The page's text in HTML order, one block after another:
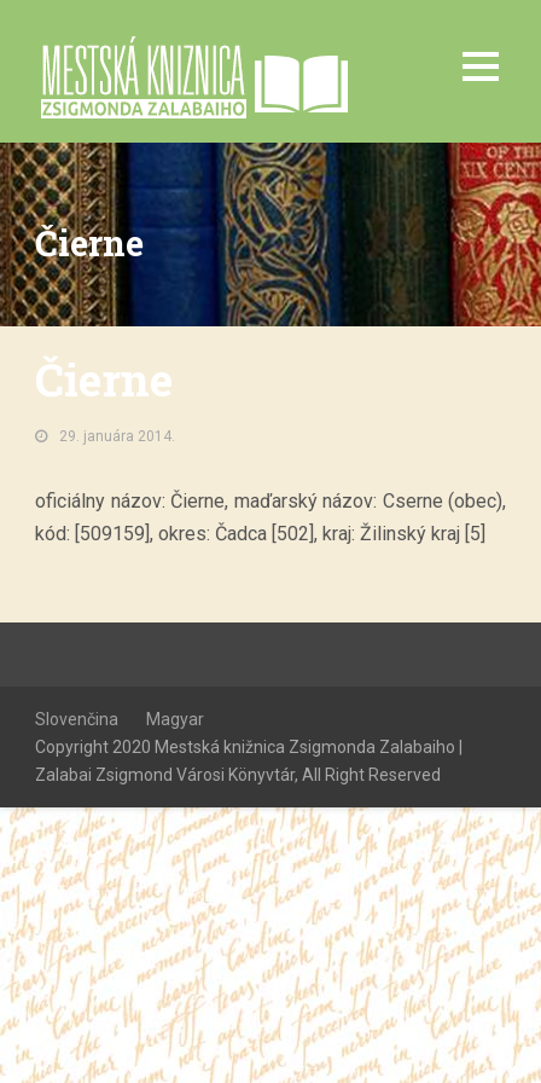
Čierne
Čierne
29. januára 2014.
oficiálny názov: Čierne, maďarský názov: Cserne (obec),
kód: [509159], okres: Čadca [502], kraj: Žilinský kraj [5]
Slovenčina
Magyar
Copyright 2020 Mestská knižnica Zsigmonda Zalabaiho |
Zalabai Zsigmond Városi Könyvtár, All Right Reserved